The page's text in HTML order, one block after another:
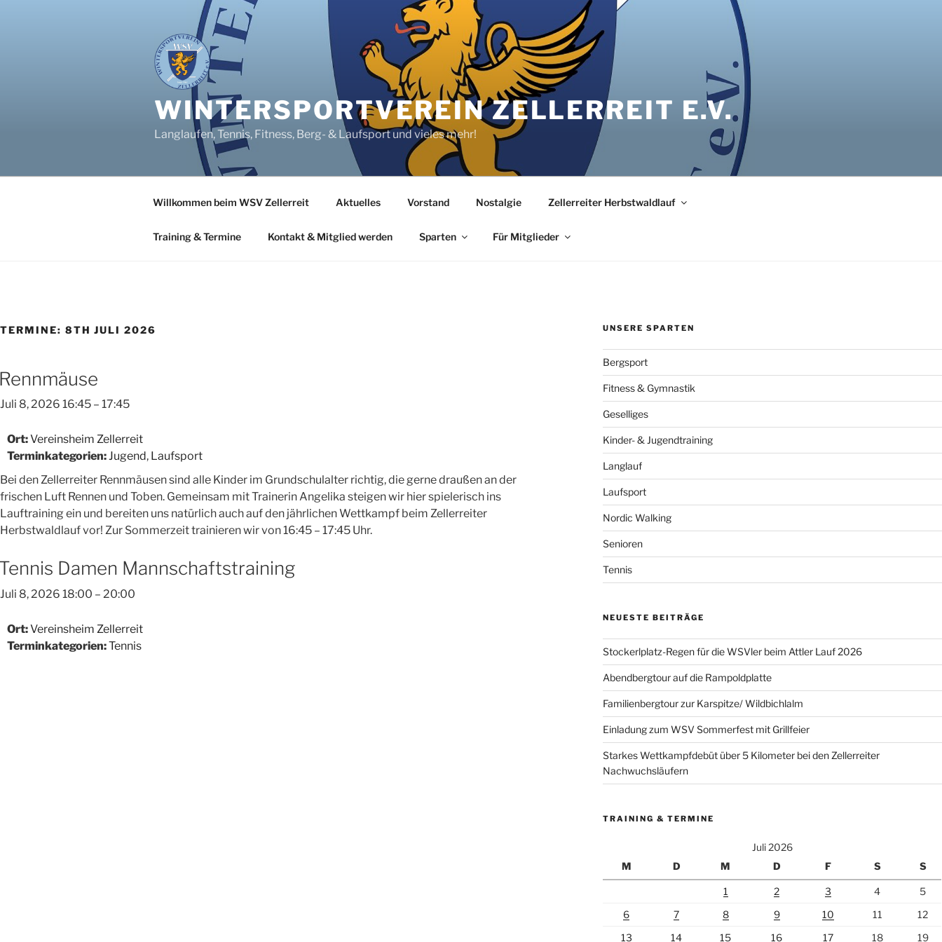
WINTERSPORTVEREIN ZELLERREIT E.V.
Langlaufen, Tennis, Fitness, Berg- & Laufsport und vieles mehr!
Willkommen beim WSV Zellerreit Aktuelles Vorstand Nostalgie Zellerreiter Herbstwaldlauf
Training & Termine Kontakt & Mitglied werden Sparten Für Mitglieder
TERMINE: 8TH JULI 2026
Juli 8, 2026 16:45 – 17:45
Ort:Vereinsheim Zellerreit
Terminkategorien:Jugend, Laufsport
Bei den Zellerreiter Rennmäusen sind alle Kinder im Grundschulalter richtig, die gerne draußen an der
frischen Luft Rennen und Toben. Gemeinsam mit Trainerin Angelika steigen wir hier spielerisch ins
Lauftraining ein und bereiten uns natürlich auch auf den jährlichen Wettkampf beim Zellerreiter
Herbstwaldlauf vor! Zur Sommerzeit trainieren wir von 16:45 – 17:45 Uhr.
Damen Mannschaftstraining
Juli 8, 2026 18:00 – 20:00
Ort:Vereinsheim Zellerreit
Terminkategorien:Tennis
UNSERE SPARTEN
Bergsport
Fitness & Gymnastik
Geselliges
Kinder- & Jugendtraining
Langlauf
Laufsport
Nordic Walking
Senioren
Tennis
NEUESTE BEITRÄGE
Stockerlplatz-Regen für die WSVler beim Attler Lauf 2026
Abendbergtour auf die Rampoldplatte
Familienbergtour zur Karspitze/ Wildbichlalm
Einladung zum WSV Sommerfest mit Grillfeier
Starkes Wettkampfdebüt über 5 Kilometer bei den Zellerreiter
Nachwuchsläufern
TRAINING & TERMINE
Juli 2026
M
D M D F S S
1 2 3 4
5
6
7 8 9 10 11
12
13
14 15 16 17 18 19